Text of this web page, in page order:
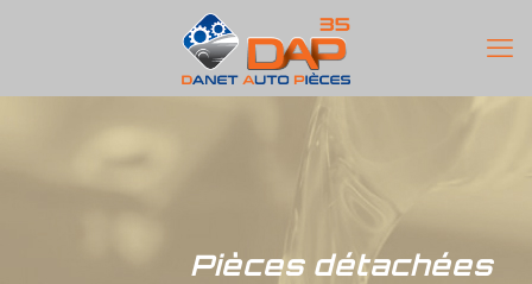
Pièces détachées